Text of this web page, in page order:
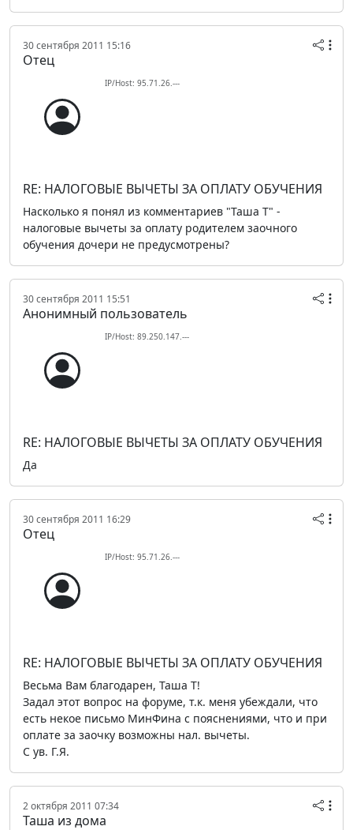
30 сентября 2011 15:16
Отец
IP/Host: 95.71.26.---
RE: НАЛОГОВЫЕ ВЫЧЕТЫ ЗА ОПЛАТУ ОБУЧЕНИЯ
Насколько я понял из комментариев "Таша Т" -
налоговые вычеты за оплату родителем заочного
обучения дочери не предусмотрены?
30 сентября 2011 15:51
Анонимный пользователь
IP/Host: 89.250.147.---
RE: НАЛОГОВЫЕ ВЫЧЕТЫ ЗА ОПЛАТУ ОБУЧЕНИЯ
Да
30 сентября 2011 16:29
Отец
IP/Host: 95.71.26.---
RE: НАЛОГОВЫЕ ВЫЧЕТЫ ЗА ОПЛАТУ ОБУЧЕНИЯ
Весьма Вам благодарен, Таша Т!
Задал этот вопрос на форуме, т.к. меня убеждали, что
есть некое письмо МинФина с пояснениями, что и при
оплате за заочку возможны нал. вычеты.
С ув. Г.Я.
2 октября 2011 07:34
Таша из дома